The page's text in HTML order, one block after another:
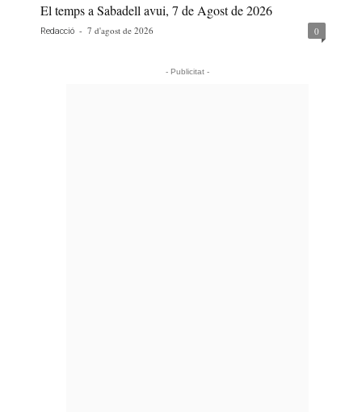
El temps a Sabadell avui, 7 de Agost de 2026
Redacció - 7 d'agost de 2026 0
- Publicitat -